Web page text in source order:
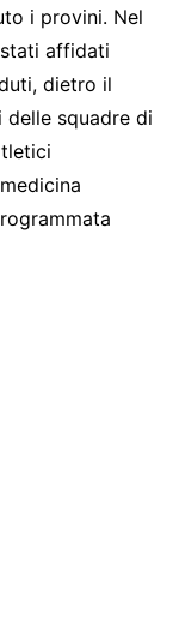
i provini. Nel
affidati
dietro il
delle squadre di